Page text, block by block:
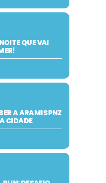
QUE VAI
A ARAMIS PNZ
CIDADE